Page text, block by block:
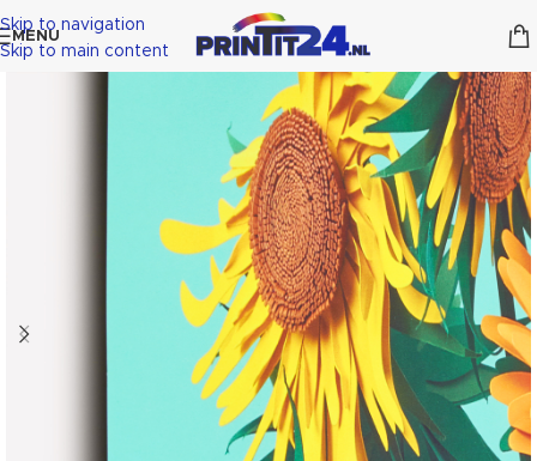
Skip to navigation
Skip to main content
MENU